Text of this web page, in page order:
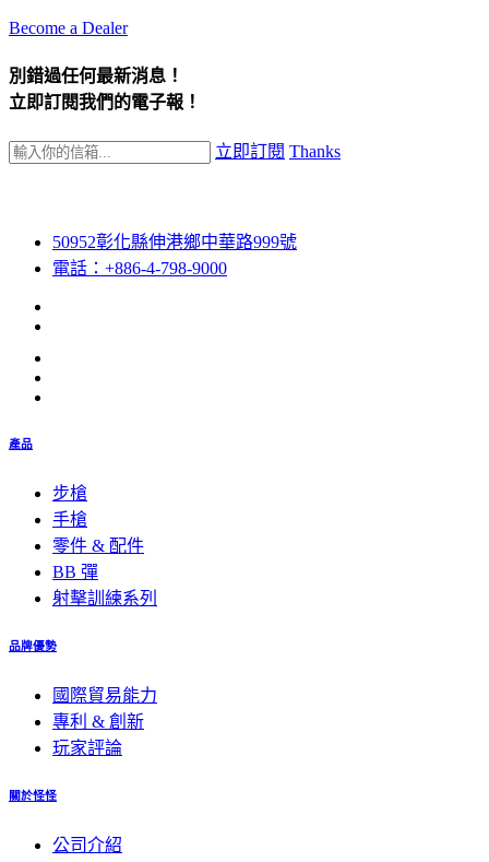
Become a Dealer
別錯過任何最新消息！
立即訂閱我們的電子報！
立即訂閱 Thanks
50952彰化縣伸港鄉中華路999號
電話：+886-4-798-9000
產品
步槍
手槍
零件 & 配件
BB 彈
射擊訓練系列
品牌優勢
國際貿易能力
專利 & 創新
玩家評論
關於怪怪
公司介紹